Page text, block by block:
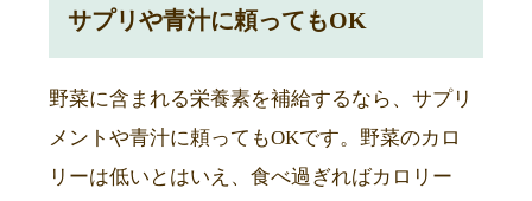
サプリや青汁に頼ってもOK
野菜に含まれる栄養素を補給するなら、サプリ
メントや青汁に頼ってもOKです。野菜のカロ
リーは低いとはいえ、食べ過ぎればカロリー